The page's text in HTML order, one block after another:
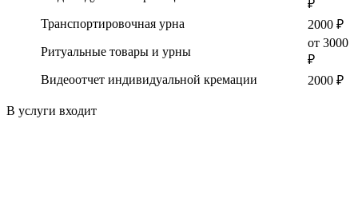
₽
Транспортировочная урна
2000 ₽
Ритуальные товары и урны
от 3000
₽
Видеоотчет индивидуальной кремации
2000 ₽
В услуги входит